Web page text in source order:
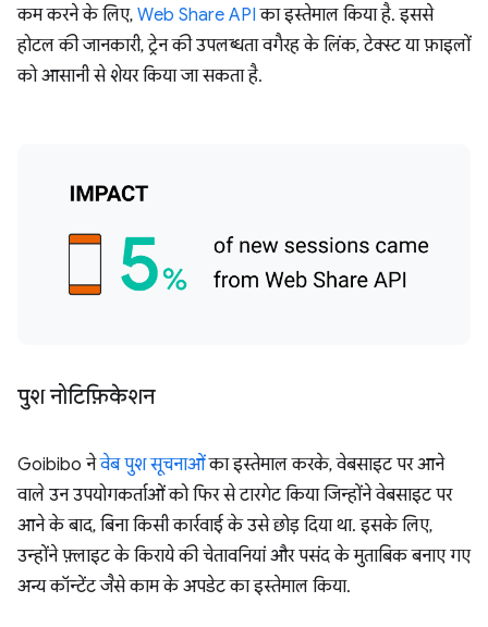
कम करने के लिए, Web Share API का इस्तेमाल किया है. इससे
होटल की जानकारी, ट्रेन की उपलब्धता वगैरह के लिंक, टेक्स्ट या फ़ाइलों
को आसानी से शेयर किया जा सकता है.
पुश नोटिफ़िकेशन
Goibibo नेवेब पुश सूचनाओंका इस्तेमाल करके, वेबसाइट पर आने
वाले उन उपयोगकर्ताओं को फिर से टारगेट किया जिन्होंने वेबसाइट पर
आने के बाद, बिना किसी कार्रवाई के उसे छोड़ दिया था. इसके लिए,
उन्होंने फ़्लाइट के किराये की चेतावनियां और पसंद के मुताबिक बनाए गए
अन्य कॉन्टेंट जैसे काम के अपडेट का इस्तेमाल किया.